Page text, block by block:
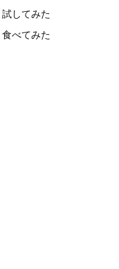
試してみた
食べてみた